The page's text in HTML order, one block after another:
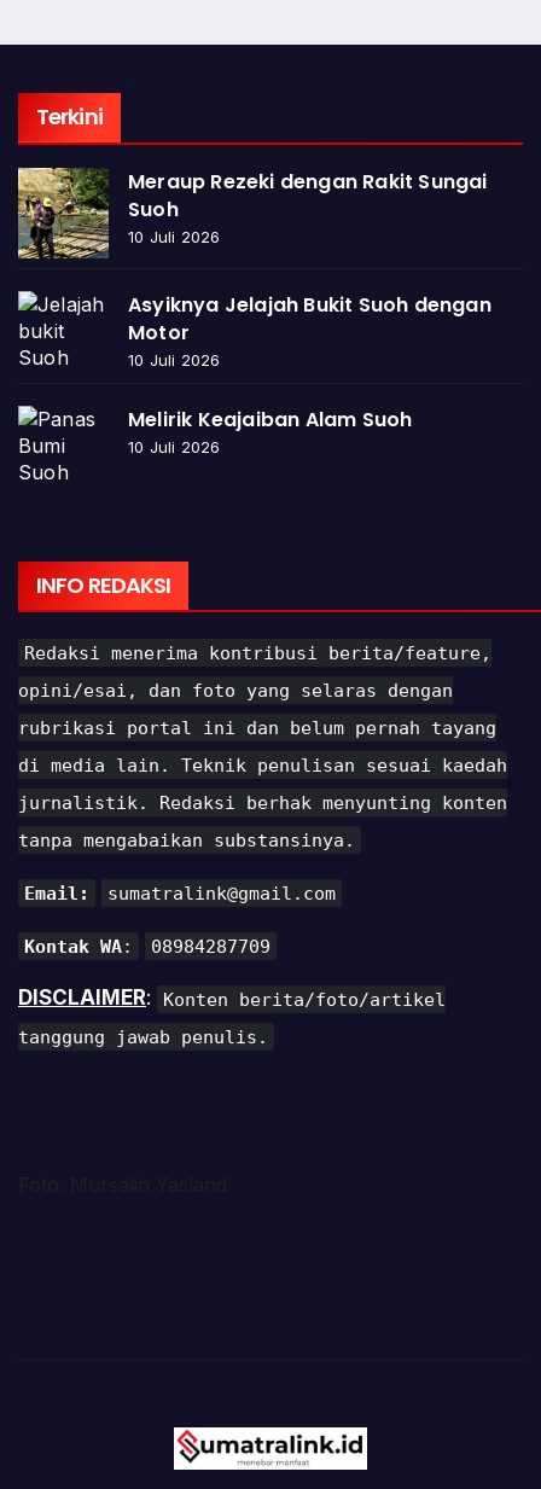
Terkini
Meraup Rezeki dengan Rakit Sungai
Suoh
10 Juli 2026
Asyiknya Jelajah Bukit Suoh dengan
Motor
10 Juli 2026
Melirik Keajaiban Alam Suoh
10 Juli 2026
INFO REDAKSI
Redaksi menerima kontribusi berita/feature,
opini/esai, dan foto yang selaras dengan
rubrikasi portal ini dan belum pernah tayang
di media lain. Teknik penulisan sesuai kaedah
jurnalistik. Redaksi berhak menyunting konten
tanpa mengabaikan substansinya.
Email: sumatralink@gmail.com
Kontak WA: 08984287709
DISCLAIMER:
Konten berita/foto/artikel
tanggung jawab penulis.